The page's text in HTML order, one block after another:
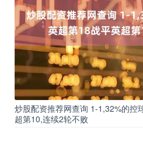
炒股配资推荐网查询 1-1,32%的控
超第10,连续2轮不败